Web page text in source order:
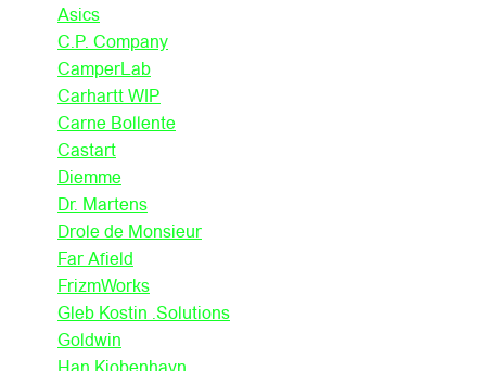
Asics
C.P. Company
CamperLab
Carhartt WIP
Carne Bollente
Castart
Diemme
Dr. Martens
Drole de Monsieur
Far Afield
FrizmWorks
Gleb Kostin .Solutions
Goldwin